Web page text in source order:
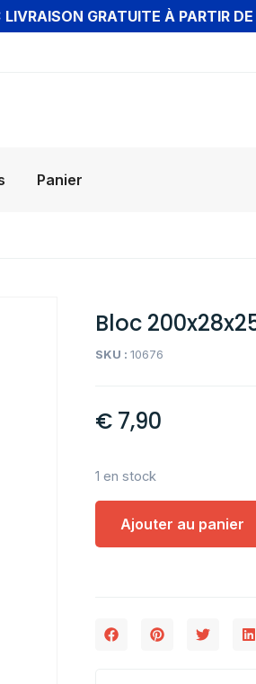
LIVRAISON GRATUITE À PARTIR
Panier
Bloc
SKU :10676
€ 7,90
1 en stock
Ajouter au panier